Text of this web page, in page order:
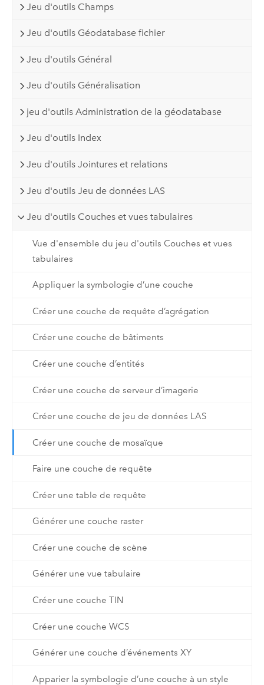
Jeu d'outils Champs
Jeu d'outils Géodatabase fichier
Jeu d'outils Général
Jeu d'outils Généralisation
jeu d'outils Administration de la géodatabase
Jeu d'outils Index
Jeu d'outils Jointures et relations
Jeu d'outils Jeu de données LAS
Jeu d'outils Couches et vues tabulaires
Vue d'ensemble du jeu d'outils Couches et vues
tabulaires
Appliquer la symbologie d’une couche
Créer une couche de requête d’agrégation
Créer une couche de bâtiments
Créer une couche d’entités
Créer une couche de serveur d’imagerie
Créer une couche de jeu de données LAS
Créer une couche de mosaïque
Faire une couche de requête
Créer une table de requête
Générer une couche raster
Créer une couche de scène
Générer une vue tabulaire
Créer une couche TIN
Créer une couche WCS
Générer une couche d’événements XY
Apparier la symbologie d’une couche à un style